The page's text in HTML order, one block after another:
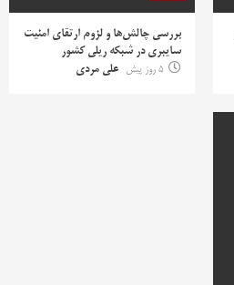
بررسی چالش‌ها و لزوم ارتقای امنیت
سایبری در شبکه ریلی کشور
5 روز پیش
علی مردی